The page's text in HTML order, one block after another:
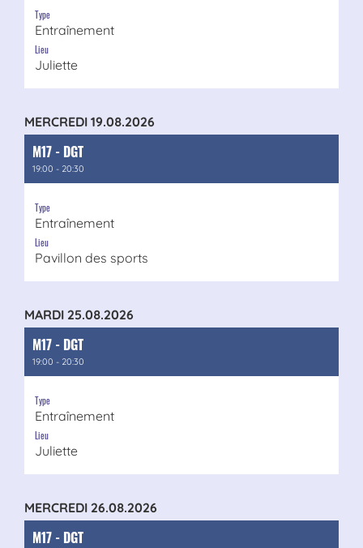
Type
Entraînement
Lieu
Juliette
MERCREDI 19.08.2026
M17 - DGT
19:00 - 20:30
Type
Entraînement
Lieu
Pavillon des sports
MARDI 25.08.2026
M17 - DGT
19:00 - 20:30
Type
Entraînement
Lieu
Juliette
MERCREDI 26.08.2026
M17 - DGT